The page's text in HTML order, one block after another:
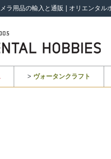
ラ用品の輸入と通販 | オリエンタル
> ヴォータンクラフト